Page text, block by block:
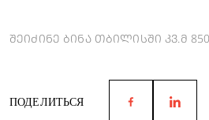
შეიძინე ბინა თბილისში კვ.მ
ПОДЕЛИТЬСЯ